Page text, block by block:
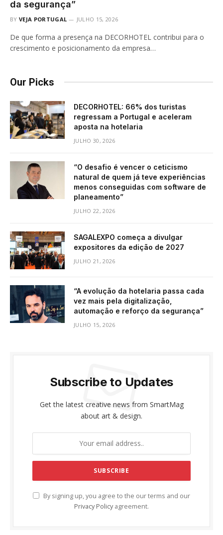
da segurança”
BY VEJA PORTUGAL JULHO 15, 2026
De que forma a presença na DECORHOTEL contribui para o
crescimento e posicionamento da empresa…
Our Picks
DECORHOTEL: 66% dos turistas
regressam a Portugal e aceleram
aposta na hotelaria
JULHO 30, 2026
“O desafio é vencer o ceticismo
natural de quem já teve experiências
menos conseguidas com software de
planeamento”
JULHO 22, 2026
SAGALEXPO começa a divulgar
expositores da edição de 2027
JULHO 21, 2026
“A evolução da hotelaria passa cada
vez mais pela digitalização,
automação e reforço da segurança”
JULHO 15, 2026
Subscribe to Updates
Get the latest creative news from SmartMag
about art & design.
By signing up, you agree to the our terms and our
Privacy Policy agreement.